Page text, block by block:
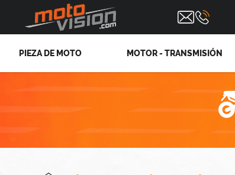
PIEZA DE MOTO MOTOR - TRANSMISIÓN